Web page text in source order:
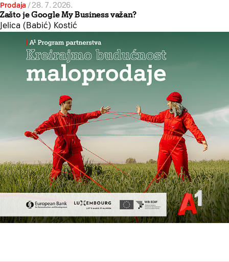
Prodaja /28. 7. 2026.
Zašto je Google My Business važan?
Jelica (Babić) Kostić